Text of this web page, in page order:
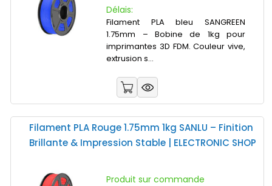
Délais:
Filament PLA bleu SANGREEN
1.75mm – Bobine de 1kg pour
imprimantes 3D FDM. Couleur vive,
extrusion s...
Filament PLA Rouge 1.75mm 1kg SANLU – Finition
Brillante & Impression Stable | ELECTRONIC SHOP
Produit sur commande